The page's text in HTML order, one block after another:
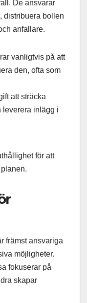
De ansvarar
distribuera bollen
anfallare.
vanligtvis på att
den, ofta som
att sträcka
leverera inlägg i
för att
främst ansvariga
möjligheter.
fokuserar på
skapar